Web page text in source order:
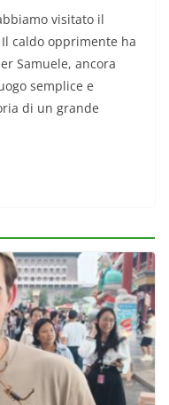
visitato il
caldo opprimente ha
Samuele, ancora
semplice e
di un grande